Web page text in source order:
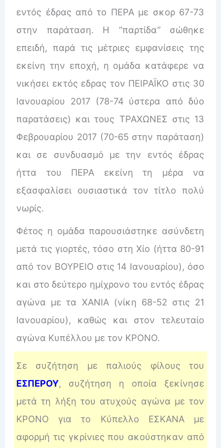
εντός έδρας από το ΠΕΡΑ με σκορ 67-73
στην παράταση. Η “παρτίδα” σώθηκε
επειδή, παρά τις μέτριες εμφανίσεις της
εκείνη την εποχή, η ομάδα κατάφερε να
νικήσει εκτός εδρας τον ΠΕΙΡΑΪΚΟ στις 30
Ιανουαρίου 2017 (78-74 ύστερα από δύο
παρατάσεις) και τους ΤΡΑΧΩΝΕΣ στις 13
Φεβρουαρίου 2017 (70-65 στην παράταση)
και σε συνδυασμό με την εντός έδρας
ήττα του ΠΕΡΑ εκείνη τη μέρα να
εξασφαλίσει ουσιαστικά τον τίτλο πολύ
νωρίς.
Φέτος η ομάδα παρουσιάστηκε ασύνδετη
μετά τις γιορτές, τόσο στη Χίο (ήττα 80-91
από τον ΒΟΥΡΕΙΟ στις 14 Ιανουαρίου), όσο
και στο δεύτερο ημίχρονο του εντός έδρας
αγώνα με τα ΧΑΝΙΑ (νίκη 68-52 στις 21
Ιανουαρίου), καθώς και στον τελευταίο
αγώνα Κυπέλλου με τον ΚΡΟΝΟ.
Σε συζήτηση με παλιούς φίλους του
ΕΣΠΕΡΟΥ, συζήτηση η οποία ξεκίνησε
μετά τη λήξη του ατυχούς αγώνα με τον
ΚΡΟΝΟ για το Κύπελλο ΕΣΚΑΝΑ με
αφορμή τις γκρίνιες που ακούστηκαν από